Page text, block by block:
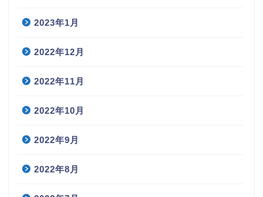
2023年1月
2022年12月
2022年11月
2022年10月
2022年9月
2022年8月